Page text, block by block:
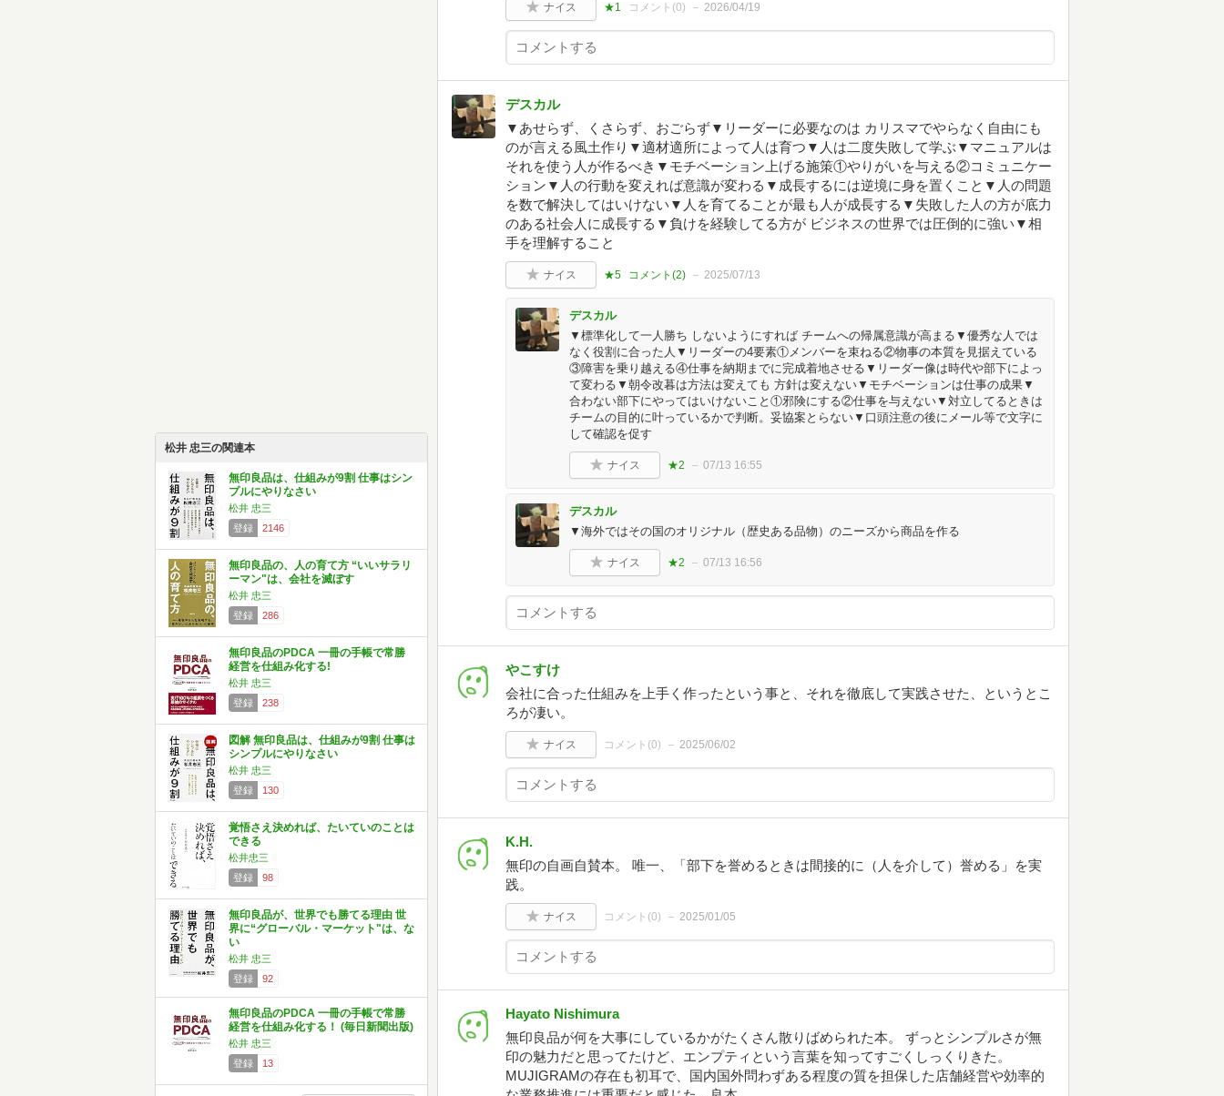
松井 忠三の関連本
無印良品は、仕組みが9割 仕事はシン
プルにやりなさい
松井 忠三
登録
2146
無印良品の、人の育て方 “いいサラリ
ーマン"は、会社を滅ぼす
松井 忠三
登録
286
無印良品のPDCA 一冊の手帳で常勝
経営を仕組み化する!
松井 忠三
登録
238
図解 無印良品は、仕組みが9割 仕事は
シンプルにやりなさい
松井 忠三
登録
130
覚悟さえ決めれば、たいていのことは
できる
松井忠三
登録
98
無印良品が、世界でも勝てる理由 世
界に“グローバル・マーケット"は、な
い
松井 忠三
登録
92
無印良品のPDCA 一冊の手帳で常勝
経営を仕組み化する！ (毎日新聞出版)
松井 忠三
登録
13
ナイス ★1 コメント(0) 2026/04/19
デスカル
▼あせらず、くさらず、おごらず▼リーダーに必要なのは カリスマでやらなく自由にも
のが言える風土作り▼適材適所によって人は育つ▼人は二度失敗して学ぶ▼マニュアルは
それを使う人が作るべき▼モチベーション上げる施策①やりがいを与える②コミュニケー
ション▼人の行動を変えれば意識が変わる▼成長するには逆境に身を置くこと▼人の問題
を数で解決してはいけない▼人を育てることが最も人が成長する▼失敗した人の方が底力
のある社会人に成長する▼負けを経験してる方が ビジネスの世界では圧倒的に強い▼相
手を理解すること
ナイス ★5 コメント(2) 2025/07/13
デスカル
▼標準化して一人勝ち しないようにすれば チームへの帰属意識が高まる▼優秀な人では
なく役割に合った人▼リーダーの4要素①メンバーを束ねる②物事の本質を見据えている
③障害を乗り越える④仕事を納期までに完成着地させる▼リーダー像は時代や部下によっ
て変わる▼朝令改暮は方法は変えても 方針は変えない▼モチベーションは仕事の成果▼
合わない部下にやってはいけないこと①邪険にする②仕事を与えない▼対立してるときは
チームの目的に叶っているかで判断。妥協案とらない▼口頭注意の後にメール等で文字に
して確認を促す
ナイス ★2 07/13 16:55
デスカル
▼海外ではその国のオリジナル（歴史ある品物）のニーズから商品を作る
ナイス ★2 07/13 16:56
やこすけ
会社に合った仕組みを上手く作ったという事と、それを徹底して実践させた、というとこ
ろが凄い。
ナイス コメント(0) 2025/06/02
K.H.
無印の自画自賛本。 唯一、「部下を誉めるときは間接的に（人を介して）誉める」を実
践。
ナイス コメント(0) 2025/01/05
Hayato Nishimura
無印良品が何を大事にしているかがたくさん散りばめられた本。 ずっとシンプルさが無
印の魅力だと思ってたけど、エンプティという言葉を知ってすごくしっくりきた。
MUJIGRAMの存在も初耳で、国内国外問わずある程度の質を担保した店舗経営や効率的